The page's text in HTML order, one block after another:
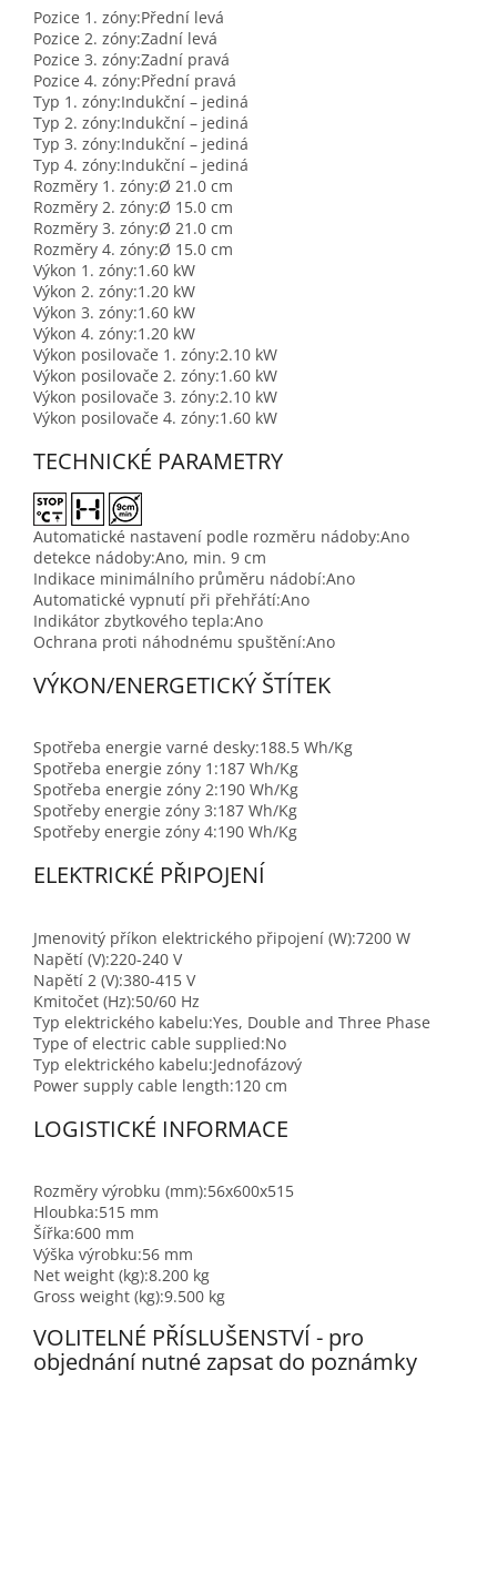
Pozice 1. zóny:Přední levá
Pozice 2. zóny:Zadní levá
Pozice 3. zóny:Zadní pravá
Pozice 4. zóny:Přední pravá
Typ 1. zóny:Indukční – jediná
Typ 2. zóny:Indukční – jediná
Typ 3. zóny:Indukční – jediná
Typ 4. zóny:Indukční – jediná
Rozměry 1. zóny:Ø 21.0 cm
Rozměry 2. zóny:Ø 15.0 cm
Rozměry 3. zóny:Ø 21.0 cm
Rozměry 4. zóny:Ø 15.0 cm
Výkon 1. zóny:1.60 kW
Výkon 2. zóny:1.20 kW
Výkon 3. zóny:1.60 kW
Výkon 4. zóny:1.20 kW
Výkon posilovače 1. zóny:2.10 kW
Výkon posilovače 2. zóny:1.60 kW
Výkon posilovače 3. zóny:2.10 kW
Výkon posilovače 4. zóny:1.60 kW
TECHNICKÉ PARAMETRY
Automatické nastavení podle rozměru nádoby:Ano
detekce nádoby:Ano, min. 9 cm
Indikace minimálního průměru nádobí:Ano
Automatické vypnutí při přehřátí:Ano
Indikátor zbytkového tepla:Ano
Ochrana proti náhodnému spuštění:Ano
VÝKON/ENERGETICKÝ ŠTÍTEK
Spotřeba energie varné desky:188.5 Wh/Kg
Spotřeba energie zóny 1:187 Wh/Kg
Spotřeba energie zóny 2:190 Wh/Kg
Spotřeby energie zóny 3:187 Wh/Kg
Spotřeby energie zóny 4:190 Wh/Kg
ELEKTRICKÉ PŘIPOJENÍ
Jmenovitý příkon elektrického připojení (W):7200 W
Napětí (V):220-240 V
Napětí 2 (V):380-415 V
Kmitočet (Hz):50/60 Hz
Typ elektrického kabelu:Yes, Double and Three Phase
Type of electric cable supplied:No
Typ elektrického kabelu:Jednofázový
Power supply cable length:120 cm
LOGISTICKÉ INFORMACE
Rozměry výrobku (mm):56x600x515
Hloubka:515 mm
Šířka:600 mm
Výška výrobku:56 mm
Net weight (kg):8.200 kg
Gross weight (kg):9.500 kg
VOLITELNÉ PŘÍSLUŠENSTVÍ - pro
objednání nutné zapsat do poznámky